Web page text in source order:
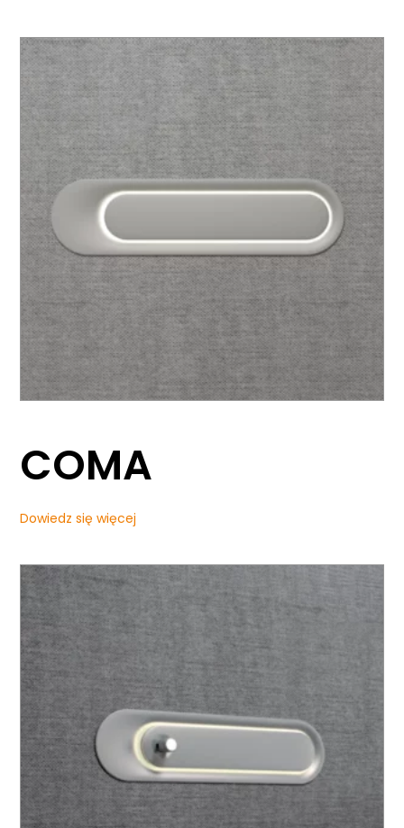
COMA
Dowiedz się więcej